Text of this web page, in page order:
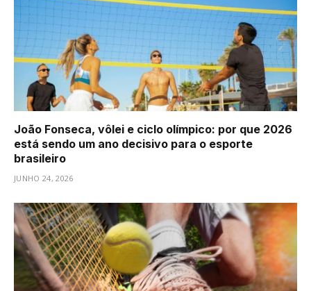
João Fonseca, vôlei e ciclo olímpico: por que 2026
está sendo um ano decisivo para o esporte
brasileiro
JUNHO 24, 2026